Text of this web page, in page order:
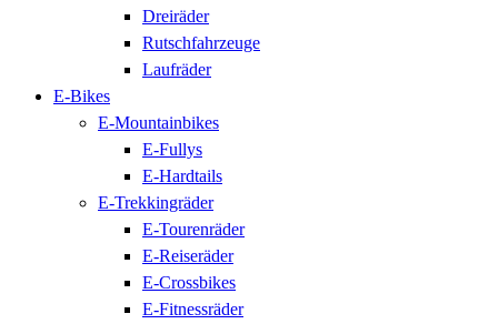
Dreiräder
Rutschfahrzeuge
Laufräder
E-Bikes
E-Mountainbikes
E-Fullys
E-Hardtails
E-Trekkingräder
E-Tourenräder
E-Reiseräder
E-Crossbikes
E-Fitnessräder